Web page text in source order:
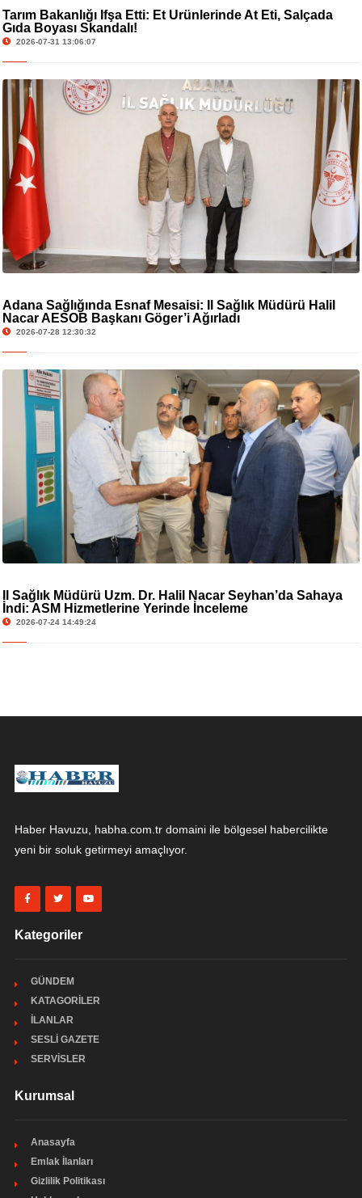
Tarım Bakanlığı İfşa Etti: Et Ürünlerinde At Eti, Salçada
Gıda Boyası Skandalı!
2026-07-31 13:06:07
Adana Sağlığında Esnaf Mesaisi: İl Sağlık Müdürü Halil
Nacar AESOB Başkanı Göger’i Ağırladı
2026-07-28 12:30:32
İl Sağlık Müdürü Uzm. Dr. Halil Nacar Seyhan’da Sahaya
İndi: ASM Hizmetlerine Yerinde İnceleme
2026-07-24 14:49:24
Haber Havuzu, habha.com.tr domaini ile bölgesel habercilikte
yeni bir soluk getirmeyi amaçlıyor.
Kategoriler
GÜNDEM
KATAGORİLER
İLANLAR
SESLİ GAZETE
SERVİSLER
Kurumsal
Anasayfa
Emlak İlanları
Gizlilik Politikası